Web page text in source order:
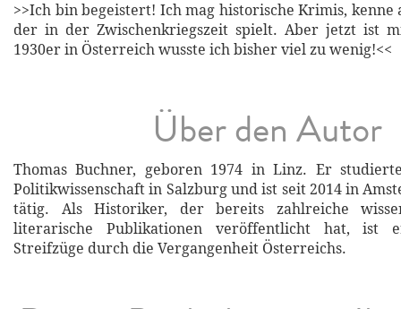
>>Ich bin begeistert! Ich mag historische Krimis, kenne
der in der Zwischenkriegszeit spielt. Aber jetzt ist
1930er in Österreich wusste ich bisher viel zu wenig!<<
Über den Autor
Thomas Buchner, geboren 1974 in Linz. Er
Politikwissenschaft in Salzburg und ist seit 2014 in
tätig. Als Historiker, der bereits zahlreiche
literarische Publikationen veröffentlicht hat, ist
Streifzüge durch die Vergangenheit Österreichs.